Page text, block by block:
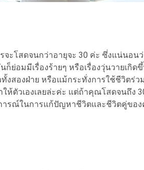
จะโสดจนกว่าอายุจะ 30 ค่ะ ซึ่งแน่นอ
ย่อมมีเรื่องร้ายๆ หรือเรื่องวุ่นวายเกิด
ทั้งสองฝ่าย หรือแม้กระทั่งการใช้ชีวิตร่
ห้ตัวเองเลยล่ะค่ะ แต่ถ้าคุณโสดจนถึง
ารณ์ในการแก้ปัญหาชีวิตและชีวิตคู่ข